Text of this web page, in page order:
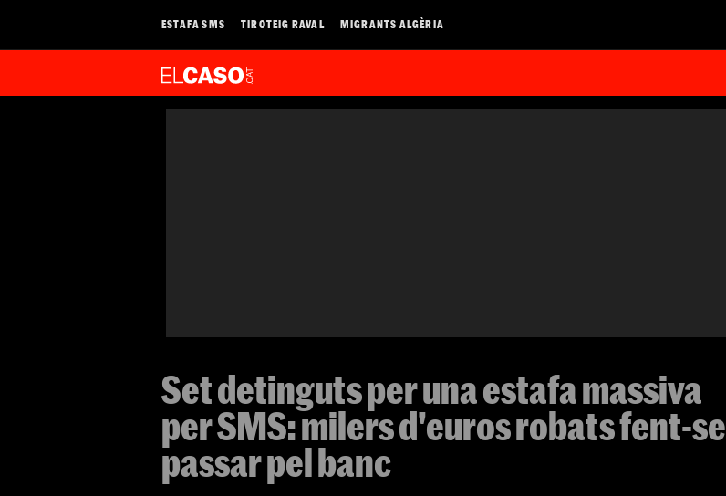
ESTAFA SMS TIROTEIG RAVAL MIGRANTS ALGÈRIA
Set detinguts per una estafa massiva
per SMS: milers d'euros robats fent-se
passar pel banc